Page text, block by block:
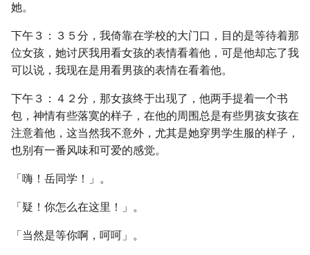
她。
下午３：３５分，我倚靠在学校的大门口，目的是等待着那
位女孩，她讨厌我用看女孩的表情看着他，可是他却忘了我
可以说，我现在是用看男孩的表情在看着他。
下午３：４２分，那女孩终于出现了，他两手提着一个书
包，神情有些落寞的样子，在他的周围总是有些男孩女孩在
注意着他，这当然我不意外，尤其是她穿男学生服的样子，
也别有一番风味和可爱的感觉。
「嗨！岳同学！」。
「疑！你怎么在这里！」。
「当然是等你啊，呵呵」。